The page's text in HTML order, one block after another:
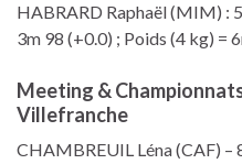
HABRARD Raphaël (MIM) :
3m 98 (+0.0) ; Poids (4 kg) =
Meeting &
Villefranche
CHAMBREUIL Léna (CAF) –